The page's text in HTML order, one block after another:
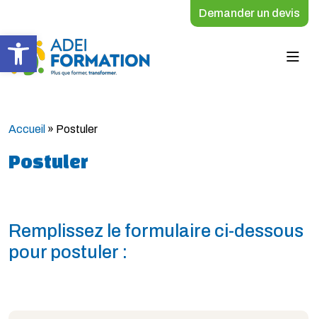
Ouvrir la barre d’outils
Demander un devis
Accueil » Postuler
Postuler
Remplissez le formulaire ci-dessous
pour postuler :